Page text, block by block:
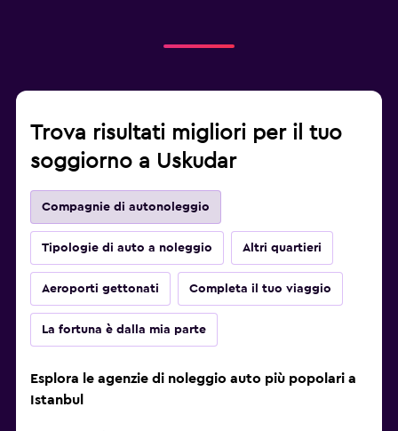
Trova risultati migliori per il tuo
soggiorno a Uskudar
Compagnie di autonoleggio
Tipologie di auto a noleggio Altri quartieri
Aeroporti gettonati Completa il tuo viaggio
La fortuna è dalla mia parte
Esplora le agenzie di noleggio auto più popolari a
Istanbul